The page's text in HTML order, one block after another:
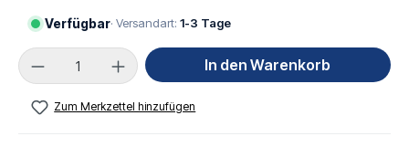
Verfügbar· Versandart: 1-3 Tage
Produkt Anzahl: Gib den gewünschten Wert
In den Warenkorb
Zum Merkzettel hinzufügen